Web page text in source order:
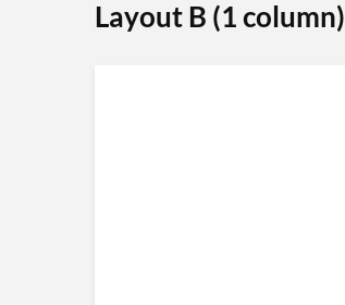
Layout B (1 column)